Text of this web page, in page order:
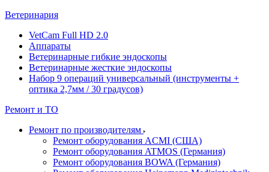
Ветеринария
VetCam Full HD 2.0
Аппараты
Ветеринарные гибкие эндоскопы
Ветеринарные жесткие эндоскопы
Набор 9 операций универсальный (инструменты +
оптика 2,7мм / 30 градусов)
Ремонт и ТО
Ремонт по производителям
Ремонт оборудования ACMI (США)
Ремонт оборудования ATMOS (Германия)
Ремонт оборудования BOWA (Германия)